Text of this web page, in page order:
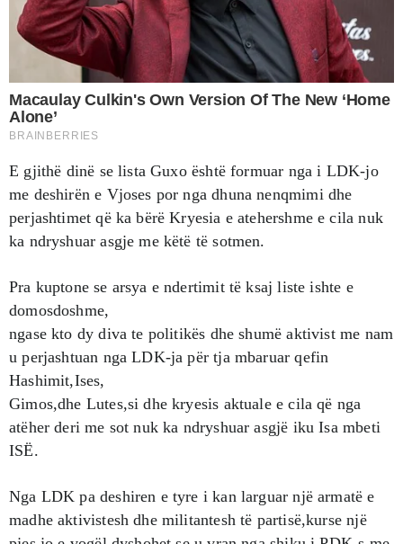
E gjithë dinë se lista Guxo është formuar nga i LDK-jo
me deshirën e Vjoses por nga dhuna nenqmimi dhe
perjashtimet që ka bërë Kryesia e atehershme e cila nuk
ka ndryshuar asgje me këtë të sotmen.
Pra kuptone se arsya e ndertimit të ksaj liste ishte e
domosdoshme,
ngase kto dy diva te politikës dhe shumë aktivist me nam
u perjashtuan nga LDK-ja për tja mbaruar qefin
Hashimit,Ises,
Gimos,dhe Lutes,si dhe kryesis aktuale e cila që nga
atëher deri me sot nuk ka ndryshuar asgjë iku Isa mbeti
ISË.
Nga LDK pa deshiren e tyre i kan larguar një armatë e
madhe aktivistesh dhe militantesh të partisë,kurse një